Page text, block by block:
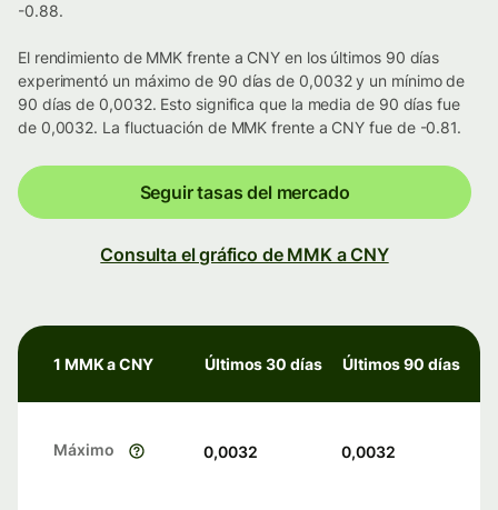
-0.88.
El rendimiento de MMK frente a CNY en los últimos 90 días
experimentó un máximo de 90 días de 0,0032 y un mínimo de
90 días de 0,0032. Esto significa que la media de 90 días fue
de 0,0032. La fluctuación de MMK frente a CNY fue de -0.81.
Seguir tasas del mercado
Consulta el gráfico de MMK a CNY
1 MMK a CNY Últimos 30 días Últimos 90 días
Máximo 0,0032 0,0032